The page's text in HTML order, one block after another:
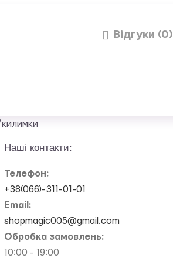
Відгуки (0)
Наші контакти:
Телефон:
+38(066)-311-01-01
Email:
shopmagic005@gmail.com
Обробка замовлень:
10:00 - 19:00